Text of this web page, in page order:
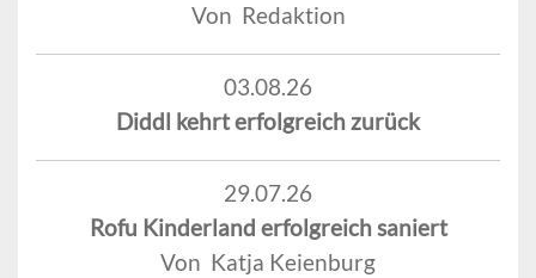
Von Redaktion
03.08.26
Diddl kehrt erfolgreich zurück
29.07.26
Rofu Kinderland erfolgreich saniert
Von Katja Keienburg